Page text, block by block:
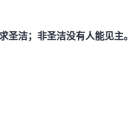
圣洁；非圣洁没有人能见主。